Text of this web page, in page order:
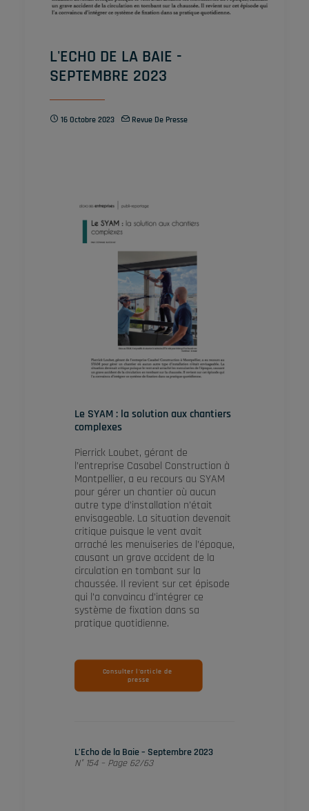
L'ECHO DE LA BAIE -
SEPTEMBRE 2023
16 Octobre 2023 Revue De Presse
Le SYAM : la solution aux chantiers
complexes
Pierrick Loubet, gérant de
l’entreprise Casabel Construction à
Montpellier, a eu recours au SYAM
pour gérer un chantier où aucun
autre type d’installation n’était
envisageable. La situation devenait
critique puisque le vent avait
arraché les menuiseries de l’époque,
causant un grave accident de la
circulation en tombant sur la
chaussée. Il revient sur cet épisode
qui l’a convaincu d’intégrer ce
système de fixation dans sa
pratique quotidienne.
Consulter l'article de
presse
L’Echo de la Baie – Septembre 2023
N° 154 – Page 62/63